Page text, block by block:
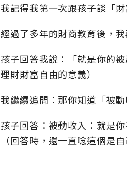
我記得我第一次跟孩子談「
經過了多年的財商教育後，
孩子回答我說：「就是你的
理財財富自由的意義）
我繼續追問：那你知道「被
孩子回答：被動收入：就是
（回答時，還一直唸這個是